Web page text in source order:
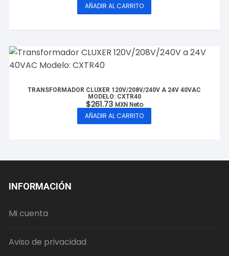
AÑADIR AL CARRITO
TRANSFORMADOR CLUXER 120V/208V/240V A 24V 40VAC
MODELO: CXTR40
$261.73 MXN Neto
AÑADIR AL CARRITO
INFORMACIÓN
Mi cuenta
Aviso de privacidad